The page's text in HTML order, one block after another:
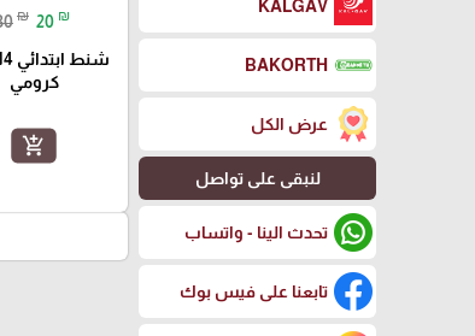
KALGAV
BAKORTH
عرض الكل
لنبقى على تواصل
تحدث الينا - واتساب
تابعنا على فيس بوك
₪ 20 ₪
كرومي
add_shopping_cart